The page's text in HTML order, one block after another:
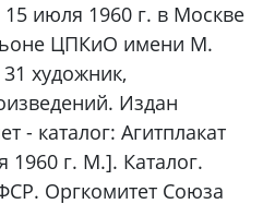
июля 1960 г. в Москве
ЦПКиО имени М.
художник,
Издан
- каталог: Агитплакат
г. М.]. Каталог.
Оргкомитет Союза